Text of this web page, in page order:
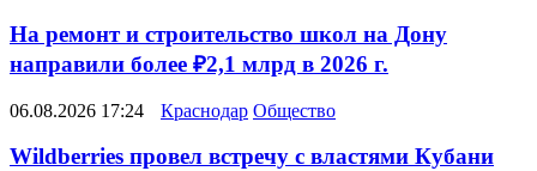
На ремонт и строительство школ на Дону
направили более ₽2,1 млрд в 2026 г.
06.08.2026 17:24 Краснодар Общество
Wildberries провел встречу с властями Кубани